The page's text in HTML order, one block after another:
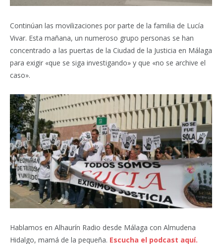
Continúan las movilizaciones por parte de la familia de Lucía
Vivar. Esta mañana, un numeroso grupo personas se han
concentrado a las puertas de la Ciudad de la Justicia en Málaga
para exigir «que se siga investigando» y que «no se archive el
caso».
Hablamos en Alhaurín Radio desde Málaga con Almudena
Hidalgo, mamá de la pequeña. Escucha el podcast aquí.